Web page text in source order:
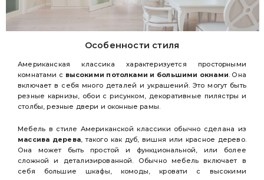
Особенности стиля
Американская классика характеризуется просторными
комнатами с высокими потолками и большими окнами. Она
включает в себя много деталей и украшений. Это могут быть
резные карнизы, обои с рисунком, декоративные пилястры и
столбы, резные двери и оконные рамы.
Мебель в стиле Американской классики обычно сделана из
массива дерева, такого как дуб, вишня или красное дерево.
Она может быть простой и функциональной, или более
сложной и детализированной. Обычно мебель включает в
себя большие шкафы, комоды, кровати с высокими